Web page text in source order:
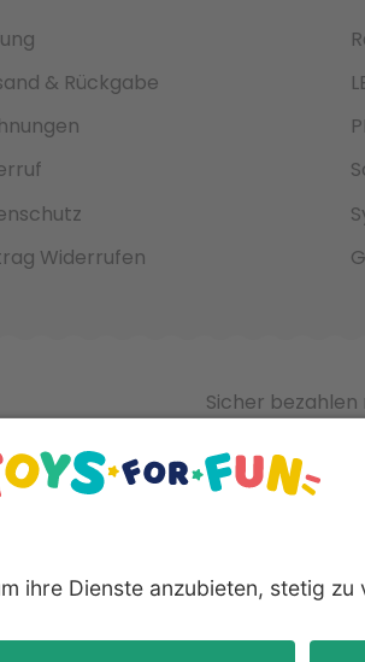
& Rückgabe
Widerrufen
Sicher bezahlen
und Logos sind eingetragene